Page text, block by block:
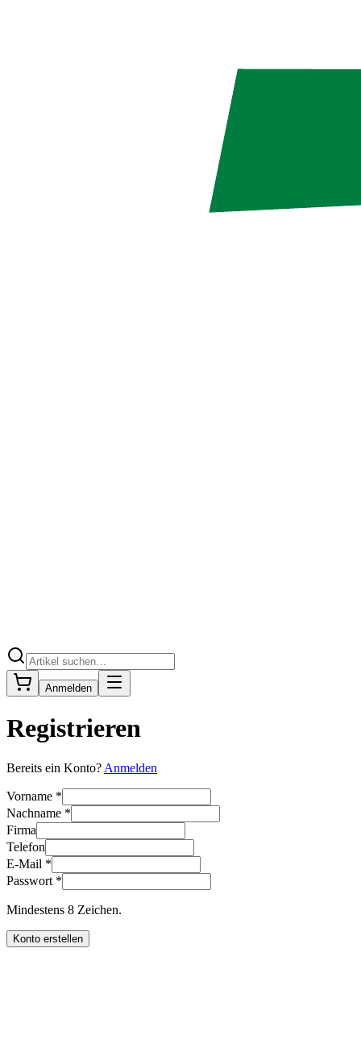
Anmelden
Registrieren
Bereits ein Konto? Anmelden
Vorname *
Nachname *
Firma
Telefon
E-Mail *
Passwort *
Mindestens 8 Zeichen.
Konto erstellen